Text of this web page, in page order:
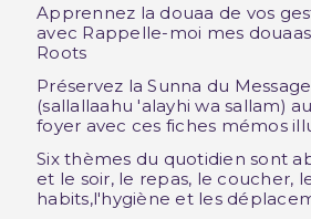
Apprennez la douaa de vos
avec Rappelle-moi mes
Roots
Préservez la Sunna du
(sallallaahu 'alayhi wa sallam)
foyer avec ces fiches mémos
Six thèmes du quotidien sont
et le soir, le repas, le coucher,
habits,l'hygiène et les